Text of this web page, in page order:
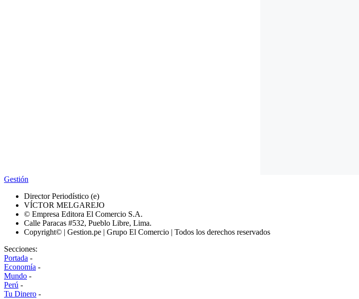
Gestión
Director Periodístico (e)
VÍCTOR MELGAREJO
© Empresa Editora El Comercio S.A.
Calle Paracas #532, Pueblo Libre, Lima.
Copyright© | Gestion.pe | Grupo El Comercio | Todos los derechos reservados
Secciones:
Portada -
Economía -
Mundo -
Perú -
Tu Dinero -